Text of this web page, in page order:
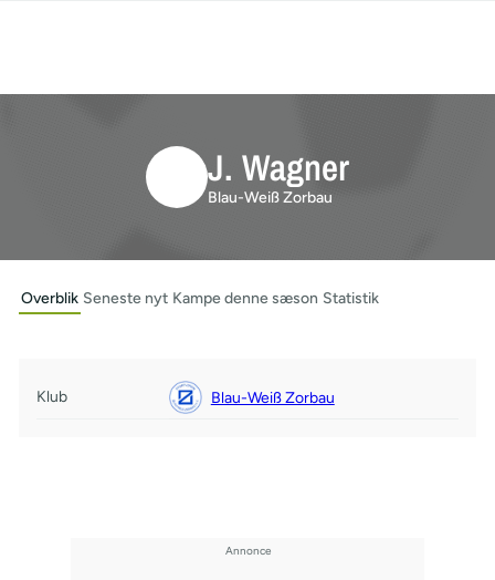
J. Wagner
Blau-Weiß Zorbau
Overblik Seneste nyt Kampe denne sæson Statistik
Klub Blau-Weiß Zorbau